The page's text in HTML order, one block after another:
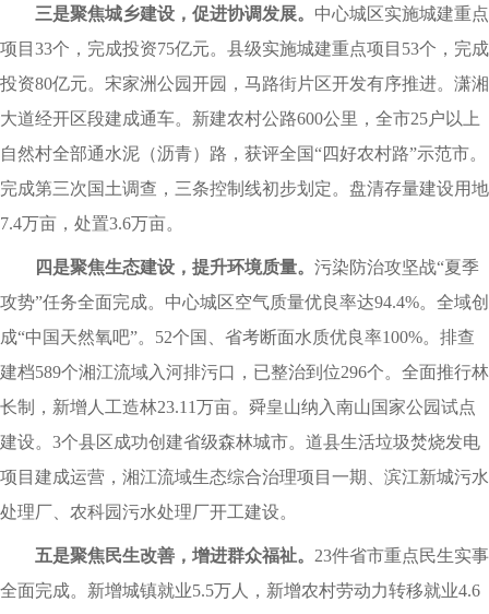
三是聚焦城乡建设，促进协调发展。 中心城区实施城建重点
项目33个，完成投资75亿元。县级实施城建重点项目53个，完成
投资80亿元。宋家洲公园开园，马路街片区开发有序推进。潇湘
大道经开区段建成通车。新建农村公路600公里，全市25户以上
自然村全部通水泥（沥青）路，获评全国“四好农村路”示范市。
完成第三次国土调查，三条控制线初步划定。盘清存量建设用地
7.4万亩，处置3.6万亩。
四是聚焦生态建设，提升环境质量。 污染防治攻坚战“夏季
攻势”任务全面完成。中心城区空气质量优良率达94.4%。全域创
成“中国天然氧吧”。52个国、省考断面水质优良率100%。排查
建档589个湘江流域入河排污口，已整治到位296个。全面推行林
长制，新增人工造林23.11万亩。舜皇山纳入南山国家公园试点
建设。3个县区成功创建省级森林城市。道县生活垃圾焚烧发电
项目建成运营，湘江流域生态综合治理项目一期、滨江新城污水
处理厂、农科园污水处理厂开工建设。
五是聚焦民生改善，增进群众福祉。 23件省市重点民生实事
全面完成。新增城镇就业5.5万人，新增农村劳动力转移就业4.6